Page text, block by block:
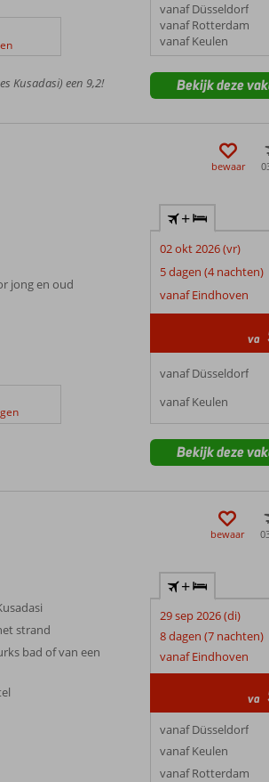
vanaf Düsseldorf
vanaf Rotterdam
vanaf Keulen
Kusadasi) een 9,2! Bekijk deze
bewaar
jong en oud
+
02 okt 2026 (vr)
5 dagen (4 nachten)
vanaf Eindhoven
va
vanaf Düsseldorf
vanaf Keulen
Bekijk deze
bewaar
strand
bad of van een
+
29 sep 2026 (di)
8 dagen (7 nachten)
vanaf Eindhoven
va
vanaf Düsseldorf
vanaf Keulen
vanaf Rotterdam